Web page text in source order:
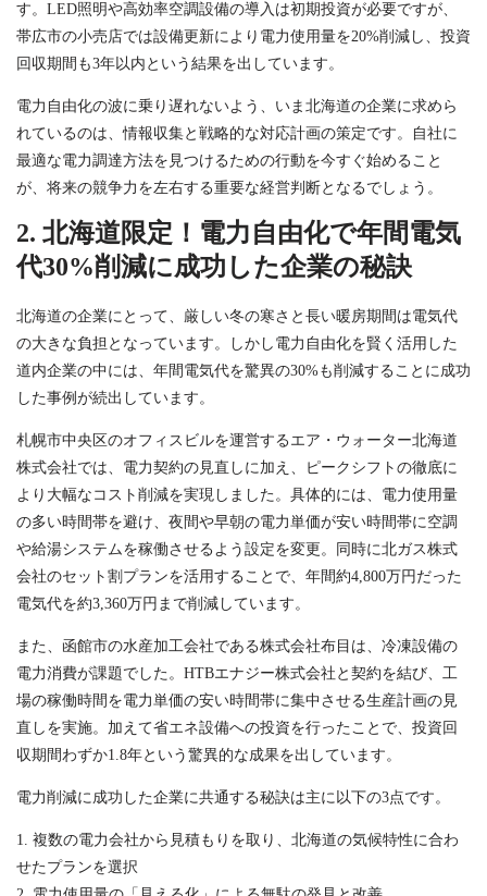
す。LED照明や高効率空調設備の導入は初期投資が必要ですが、
帯広市の小売店では設備更新により電力使用量を20%削減し、投資
回収期間も3年以内という結果を出しています。
電力自由化の波に乗り遅れないよう、いま北海道の企業に求めら
れているのは、情報収集と戦略的な対応計画の策定です。自社に
最適な電力調達方法を見つけるための行動を今すぐ始めること
が、将来の競争力を左右する重要な経営判断となるでしょう。
2. 北海道限定！電力自由化で年間電気
代30%削減に成功した企業の秘訣
北海道の企業にとって、厳しい冬の寒さと長い暖房期間は電気代
の大きな負担となっています。しかし電力自由化を賢く活用した
道内企業の中には、年間電気代を驚異の30%も削減することに成功
した事例が続出しています。
札幌市中央区のオフィスビルを運営するエア・ウォーター北海道
株式会社では、電力契約の見直しに加え、ピークシフトの徹底に
より大幅なコスト削減を実現しました。具体的には、電力使用量
の多い時間帯を避け、夜間や早朝の電力単価が安い時間帯に空調
や給湯システムを稼働させるよう設定を変更。同時に北ガス株式
会社のセット割プランを活用することで、年間約4,800万円だった
電気代を約3,360万円まで削減しています。
また、函館市の水産加工会社である株式会社布目は、冷凍設備の
電力消費が課題でした。HTBエナジー株式会社と契約を結び、工
場の稼働時間を電力単価の安い時間帯に集中させる生産計画の見
直しを実施。加えて省エネ設備への投資を行ったことで、投資回
収期間わずか1.8年という驚異的な成果を出しています。
電力削減に成功した企業に共通する秘訣は主に以下の3点です。
1. 複数の電力会社から見積もりを取り、北海道の気候特性に合わ
せたプランを選択